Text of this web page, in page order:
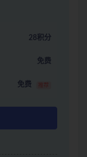
28积分
免费
免费 推荐